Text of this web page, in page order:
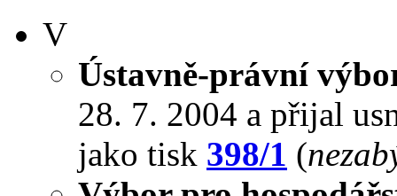
V
Ústavně-právní
28. 7. 2004 a přijal
jako tisk 398/1 (